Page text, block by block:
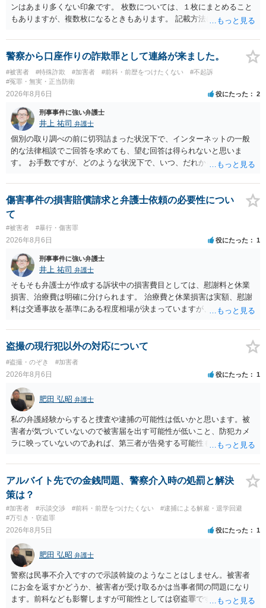
ンはあまり多くない印象です。 枚数については、１枚にまとめること
もありますが、複数枚になるときもあります。 記載方法については、
います。 したがいまして、いずれも良いかと考えます。
警察から口座作りの詐欺罪として連絡が来ました。
#被害者 #特殊詐欺 #加害者 #前科・前歴をつけたくない
#不起訴
#冤罪・無実・正当防衛
2026年8月6日 役にたった 2
刑事事件に強い弁護士
井上 祐司 弁護士
個別の取り調べの前に切羽詰まった状況下で、インターネットの一般
的な法律相談でご回答を求めても、望む回答は得られないと思いま
す。 お手数ですが、どのような状況下で、いつ、だれからどのような
の程度だと聞いているのかということについて、お近くで詳細な法律
相談を受けられたうえで対処方法を探された方がよいと思われます。
一般論でいえば、任意取り調べの場合、ＩＣレコーダーを持参して取
り調べ内容を録音することは必須だと考えます。
傷害事件の損害賠償請求と弁護士依頼の必要性につい
て
#被害者 #暴行・傷害罪
2026年8月6日 役にたった 1
刑事事件に強い弁護士
井上 祐司 弁護士
そもそも弁護士が作成する訴状中の損害費目としては、慰謝料と休業
損害、治療費は明確に分けられます。 治療費と休業損害は実額、慰謝
料は交通事故を基準にある程度相場が決まっていますが、全治１０日
ます。 そうすると、弁護士に依頼した場合はおそらく高い確率で費用
倒れ（回収しても全額弁護士費用となる）となる可能性が高いものと
予想します。 本人訴訟で進める場合には、すでに刑事手続が終了して
いる以上、相手方に資力がないことが多く回収できないケースが多い
（そのため、刑事事件の手続き中に、不本意ではあっても加害者の身
体拘束と、処分待ちという状況を利用して、被害弁償を受けておくこ
とが有効である場合が多い）ことを考慮しておく必要があります。
盗撮の現行犯以外の対応について
#盗撮・のぞき #加害者
2026年8月6日 役にたった 1
肥田 弘昭 弁護士
私の弁護経験からすると捜査や逮捕の可能性は低いかと思います。被
害者が気づいていないので被害届を出す可能性が低いこと、防犯カメ
ラに映っていないのであれば、第三者が告発する可能性も低いこと、
座る女性を盗撮(全体像写真1枚と5秒程度の動画)してしまいました。下
着や胸など強調したものではありません。」とありますが、少なくと
も捜査段階では性的姿態等撮影罪の被疑事実で逮捕勾留されるケース
が私の弁護経験では多くなった印象です（最終的には不起訴ないし各
都道府県の迷惑防止条例違反になることもあります）。2度としないこ
とをお勧めいたします。ご参考にしてください。
アルバイト先での金銭問題、警察介入時の処罰と解決
策は？
#加害者 #示談交渉 #前科・前歴をつけたくない
#逮捕による解雇・退学回避
#万引き・窃盗罪
2026年8月5日 役にたった 1
肥田 弘昭 弁護士
警察は民事不介入ですので示談斡旋のようなことはしません。被害者
にお金を返すかどうか、被害者が受け取るかは当事者間の問題になり
ます。前科なども影響しますが可能性としては窃盗罪ですので、逮捕